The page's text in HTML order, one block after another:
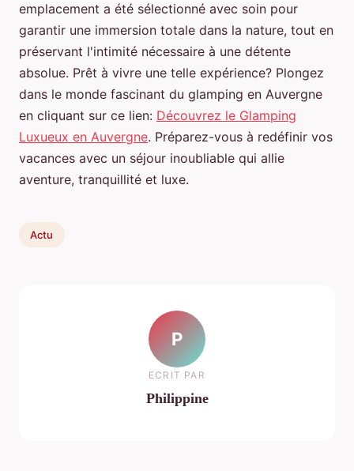
emplacement a été sélectionné avec soin pour
garantir une immersion totale dans la nature, tout en
préservant l'intimité nécessaire à une détente
absolue. Prêt à vivre une telle expérience? Plongez
dans le monde fascinant du glamping en Auvergne
en cliquant sur ce lien: Découvrez le Glamping
Luxueux en Auvergne. Préparez-vous à redéfinir vos
vacances avec un séjour inoubliable qui allie
aventure, tranquillité et luxe.
Actu
P
ECRIT PAR
Philippine